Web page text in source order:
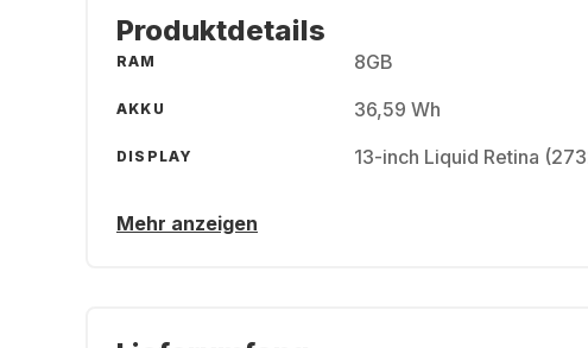
Produktdetails
RAM 8GB
AKKU 36,59 Wh
DISPLAY 13-inch Liquid Retina
Mehr anzeigen